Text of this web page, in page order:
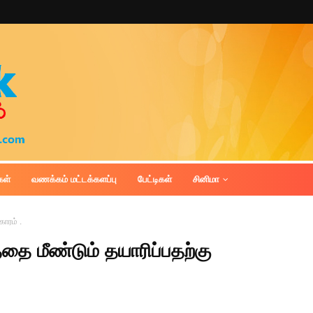
வணக்கம் மட்டக்களப்பு பேட்டிகள் சினிமா
.
மீண்டும் தயாரிப்பதற்கு